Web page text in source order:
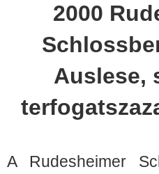
2000
Auslese,
A Rudesheimer